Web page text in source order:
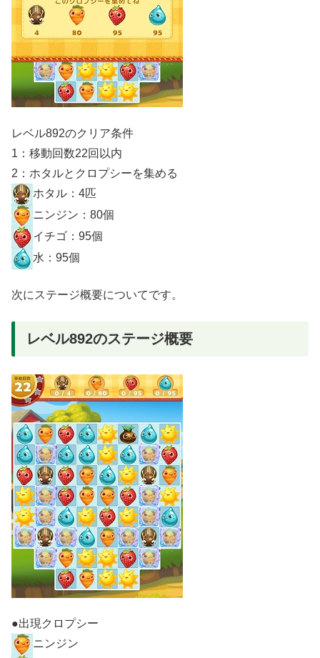
レベル892のクリア条件
1：移動回数22回以内
2：ホタルとクロプシーを集める
ホタル：4匹
ニンジン：80個
イチゴ：95個
水：95個
次にステージ概要についてです。
レベル892のステージ概要
●出現クロプシー
ニンジン